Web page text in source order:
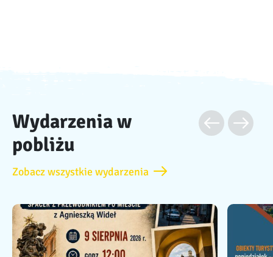
Wydarzenia w
pobliżu
Zobacz wszystkie wydarzenia